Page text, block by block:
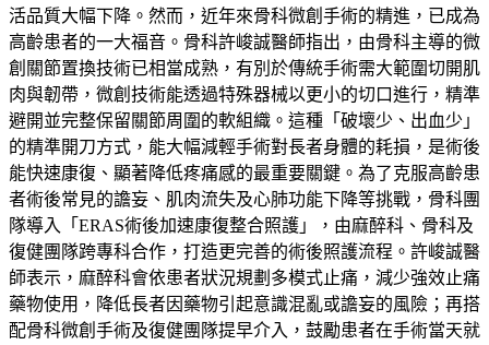
活品質大幅下降。然而，近年來骨科微創手術的精進，已成為
高齡患者的一大福音。骨科許峻誠醫師指出，由骨科主導的微
創關節置換技術已相當成熟，有別於傳統手術需大範圍切開肌
肉與韌帶，微創技術能透過特殊器械以更小的切口進行，精準
避開並完整保留關節周圍的軟組織。這種「破壞少、出血少」
的精準開刀方式，能大幅減輕手術對長者身體的耗損，是術後
能快速康復、顯著降低疼痛感的最重要關鍵。為了克服高齡患
者術後常見的譫妄、肌肉流失及心肺功能下降等挑戰，骨科團
隊導入「ERAS術後加速康復整合照護」，由麻醉科、骨科及
復健團隊跨專科合作，打造更完善的術後照護流程。許峻誠醫
師表示，麻醉科會依患者狀況規劃多模式止痛，減少強效止痛
藥物使用，降低長者因藥物引起意識混亂或譫妄的風險；再搭
配骨科微創手術及復健團隊提早介入，鼓勵患者在手術當天就